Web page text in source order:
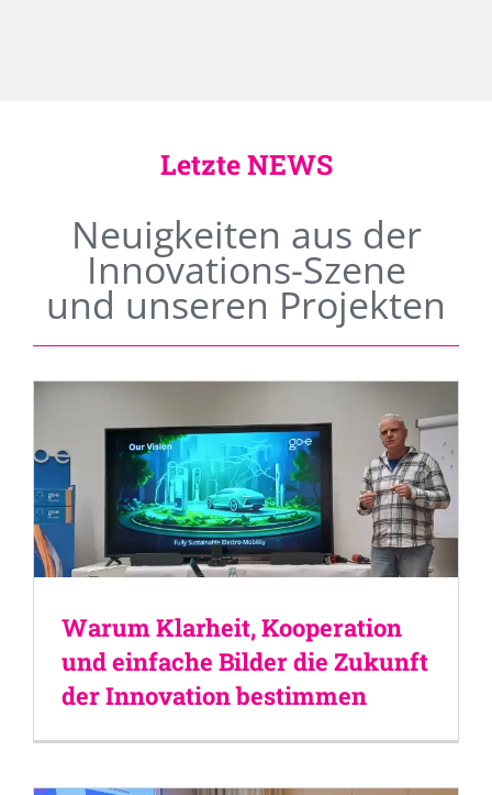
Letzte NEWS
Neuigkeiten aus der
Innovations-Szene
und unseren Projekten
Warum Klarheit, Kooperation
und einfache Bilder die Zukunft
der Innovation bestimmen